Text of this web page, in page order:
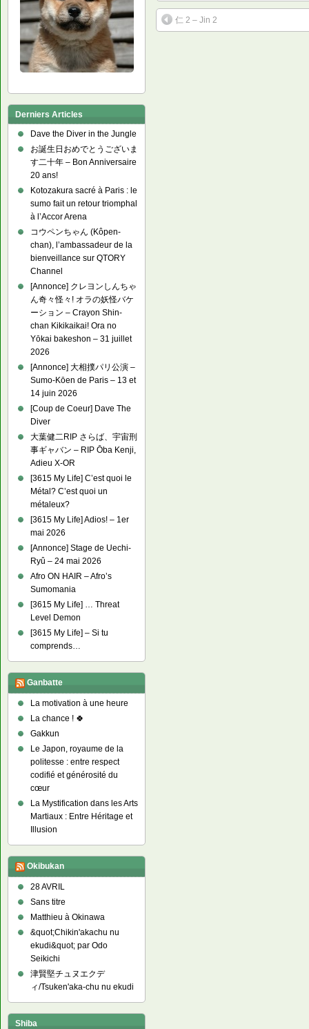
仁 2 – Jin 2
Derniers Articles
Dave the Diver in the Jungle
お誕生日おめでとうございま
す二十年 – Bon Anniversaire
20 ans!
Kotozakura sacré à Paris : le
sumo fait un retour triomphal
à l’Accor Arena
コウペンちゃん (Kôpen-
chan), l’ambassadeur de la
bienveillance sur QTORY
Channel
[Annonce] クレヨンしんちゃ
ん奇々怪々! オラの妖怪バケ
ーション – Crayon Shin-
chan Kikikaikai! Ora no
Yōkai bakeshon – 31 juillet
2026
[Annonce] 大相撲パリ公演 –
Sumo-Kōen de Paris – 13 et
14 juin 2026
[Coup de Coeur] Dave The
Diver
大葉健二RIP さらば、宇宙刑
事ギャバン – RIP Ōba Kenji,
Adieu X-OR
[3615 My Life] C’est quoi le
Métal? C’est quoi un
métaleux?
[3615 My Life] Adios! – 1er
mai 2026
[Annonce] Stage de Uechi-
Ryû – 24 mai 2026
Afro ON HAIR – Afro’s
Sumomania
[3615 My Life] … Threat
Level Demon
[3615 My Life] – Si tu
comprends…
Ganbatte
La motivation à une heure
La chance ! 🍀
Gakkun
Le Japon, royaume de la
politesse : entre respect
codifié et générosité du
cœur
La Mystification dans les Arts
Martiaux : Entre Héritage et
Illusion
Okibukan
28 AVRIL
Sans titre
Matthieu à Okinawa
&quot;Chikin'akachu nu
ekudi&quot; par Odo
Seikichi
津賢堅チュヌエクデ
ィ/Tsuken'aka-chu nu ekudi
Shiba